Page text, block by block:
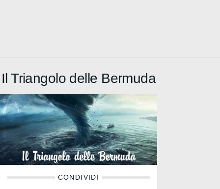
Il Triangolo delle Bermuda
CONDIVIDI